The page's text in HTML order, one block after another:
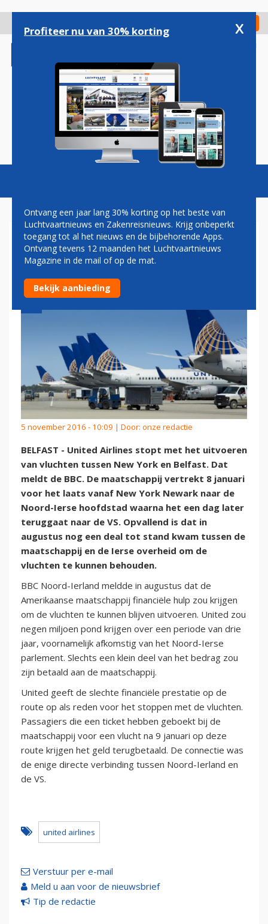
gaan
Check in
Magazine Podcasts Vacatures
UNITED AIRLINES STOPT MET
BELFAST-ROUTE
5 november 2016 - 10:09 | Door: onze redactie
BELFAST - United Airlines stopt met het uitvoeren
van vluchten tussen New York en Belfast. Dat
meldt de BBC. De maatschappij vertrekt 8 januari
voor het laats vanaf New York Newark naar de
Noord-Ierse hoofdstad waarna het een dag later
teruggaat naar de VS. Opvallend is dat in
augustus nog een deal tot stand kwam tussen de
maatschappij en de Ierse overheid om de
vluchten te kunnen behouden.
BBC Noord-Ierland meldde in augustus dat de
Amerikaanse maatschappij financiële hulp zou krijgen
om de vluchten te kunnen blijven uitvoeren. United zou
negen miljoen pond krijgen over een periode van drie
jaar, voornamelijk afkomstig van het Noord-Ierse
parlement. Slechts een klein deel van het bedrag zou
zijn betaald aan de maatschappij.
United geeft de slechte financiële prestatie op de
route op als reden voor het stoppen met de vluchten.
Passagiers die een ticket hebben geboekt bij de
maatschappij voor een vlucht na 9 januari op deze
route krijgen het geld terugbetaald. De connectie was
de enige directe verbinding tussen Noord-Ierland en
de VS.
united airlines
Verstuur per e-mail
Meld u aan voor de nieuwsbrief
Tip de redactie
Profiteer nu van 30% korting x
Ontvang een jaar lang 30% korting op het beste van
Luchtvaartnieuws en Zakenreisnieuws. Krijg onbeperkt
toegang tot al het nieuws en de bijbehorende Apps.
Ontvang tevens 12 maanden het Luchtvaartnieuws
Magazine in de mail of op de mat.
Bekijk aanbieding